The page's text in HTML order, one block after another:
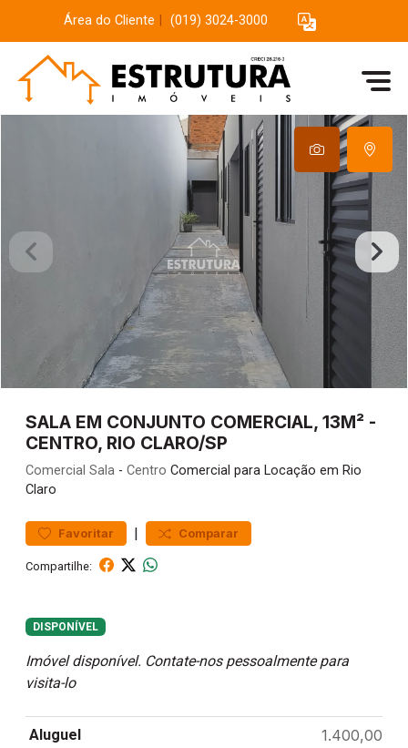
Área do Cliente (019) 3024-3000
SALA EM CONJUNTO COMERCIAL, 13M² -
CENTRO, RIO CLARO/SP
Comercial Sala - Centro Comercial para Locação em Rio
Claro
Favoritar | Comparar
Compartilhe:
DISPONÍVEL
Imóvel disponível. Contate-nos pessoalmente para
visita-lo
Aluguel 1.400,00